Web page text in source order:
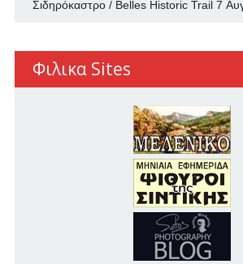
Σιδηρόκαστρο / Belles Historic Trail 7
Φιλικα Sites